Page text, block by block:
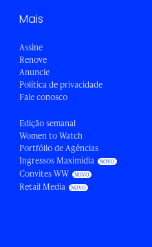
Mais
Assine
Renove
Anuncie
Política de privacidade
Fale conosco
Edição semanal
Women to Watch
Portfólio de Agências
Ingressos Maximídia
Convites WW
Retail Media